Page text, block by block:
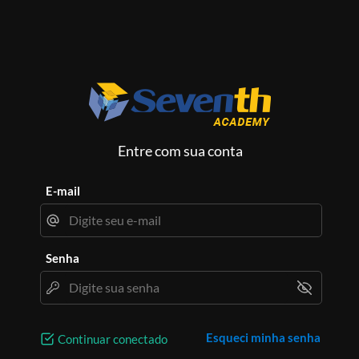
Entre com sua conta
E-mail
Senha
Continuar conectado Esqueci minha senha